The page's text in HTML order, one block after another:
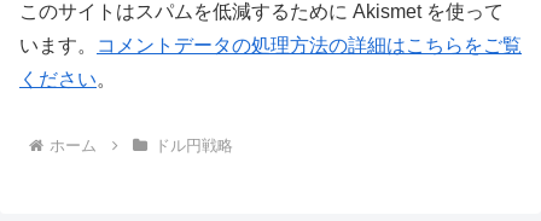
このサイトはスパムを低減するために Akismet を使って
います。
コメントデータの処理方法の詳細はこちらをご覧
ください。
ホーム ドル円戦略